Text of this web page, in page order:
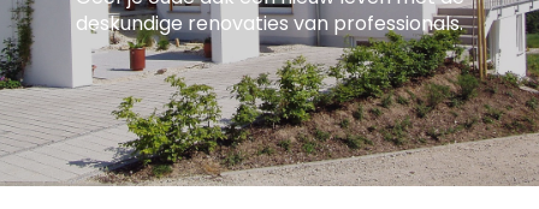
deskundige renovaties van professionals.